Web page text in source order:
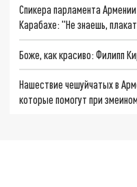
Спикера парламента
Карабахе: "Не знаешь,
Боже, как красиво: Филипп
Нашествие чешуйчатых в
которые помогут при